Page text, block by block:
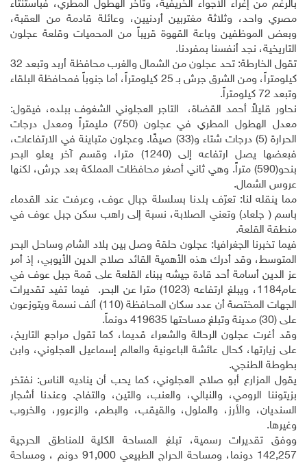
بالرغم من إغراء الأجواء الخريفية، وتأخر الهطول المطري، فباستنثاء
مصري واحد، وثلاثة مغتربين أردنيين، وعائلة قادمة من العقبة،
وبعض الموظفين وباعة القهوة قريباً من المحميات وقلعة عجلون
التاريخية، نجد أنفسنا بمفردنا.
تقول الخارطة: تحد عجلون من الشمال والغرب محافظة أربد وتبعد 32
كيلومتراً، ومن الشرق جرش بـ 25 كيلومتراً، أما جنوباً فمحافظة البلقاء
وتبعد 72 كيلومتراً.
نحاور قليلاً أحمد القضاة، التاجر العجلوني الشغوف ببلده، فيقول:
معدل الهطول المطري في عجلون (750) مليمتراً ومعدل درجات
الحرارة (5) درجات شتاء و(33) صيفًا. وعجلون متباينة في الارتفاعات،
فبعضها يصل ارتفاعه إلى (1240) مترا، وقسم آخر يعلو البحر
بنحو(590) متراً. وهي ثاني أصغر محافظات المملكة بعد جرش، لكنها
عروس الشمال.
مما ينقله لنا: تعرّف بلدنا بسلسلة جبال عوف، وعرفت عند القدماء
باسم ( جلعاد) وتعني الصلابة، نسبة إلى راهب سكن جبل عوف في
منطقة القلعة.
فيما تخبرنا الجغرافيا: عجلون حلقة وصل بين بلاد الشام وساحل البحر
المتوسط، وقد أدرك هذه الأهمية القائد صلاح الدين الأيوبي، إذ أمر
عز الدين أسامة أحد قادة جيشه ببناء القلعة على قمة جبل عوف في
عام1184، ويبلغ ارتفاعه (1023) مترا عن البحر. فيما تفيد تقديرات
الجهات المختصة أن عدد سكان المحافظة (110) ألف نسمة ويتوزعون
على (30) مدينة وتبلغ مساحتها 419635 دونماً
.
وقد أغرت عجلون الرحالة والشعراء قديما، كما تقول مراجع التاريخ،
على زيارتها، كحال عائشة الباعونية والعالم إسماعيل العجلوني، وابن
بطوطة الطنجي.
يقول المزارع أبو صلاح العجلوني، كما يحب أن يناديه الناس: نفتخر
بزيتوننا الرومي، والنبالي، والعنب، والتين، والتفاح. وعندنا أشجار
السنديان، والأرز، والملول، والقيقب، والبطم، والزعرور، والخروب
وغيرها.
ووفق تقديرات رسمية، تبلغ المساحة الكلية للمناطق الحرجية
142,257 دونما، ومساحة الحراج الطبيعي 91,000 دونم ، ومساحة